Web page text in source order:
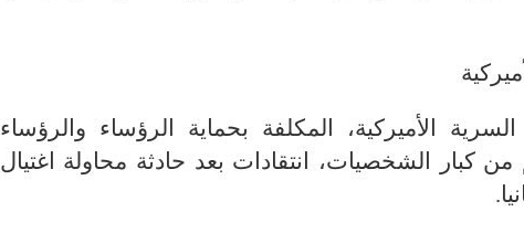
الأميركية، المكلفة بحماية الرؤساء والرؤساء
من كبار الشخصيات، انتقادات بعد حادثة محاولة اغتيال